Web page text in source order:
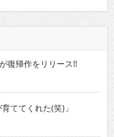
復帰作をリリース!!
ててくれた(笑)」